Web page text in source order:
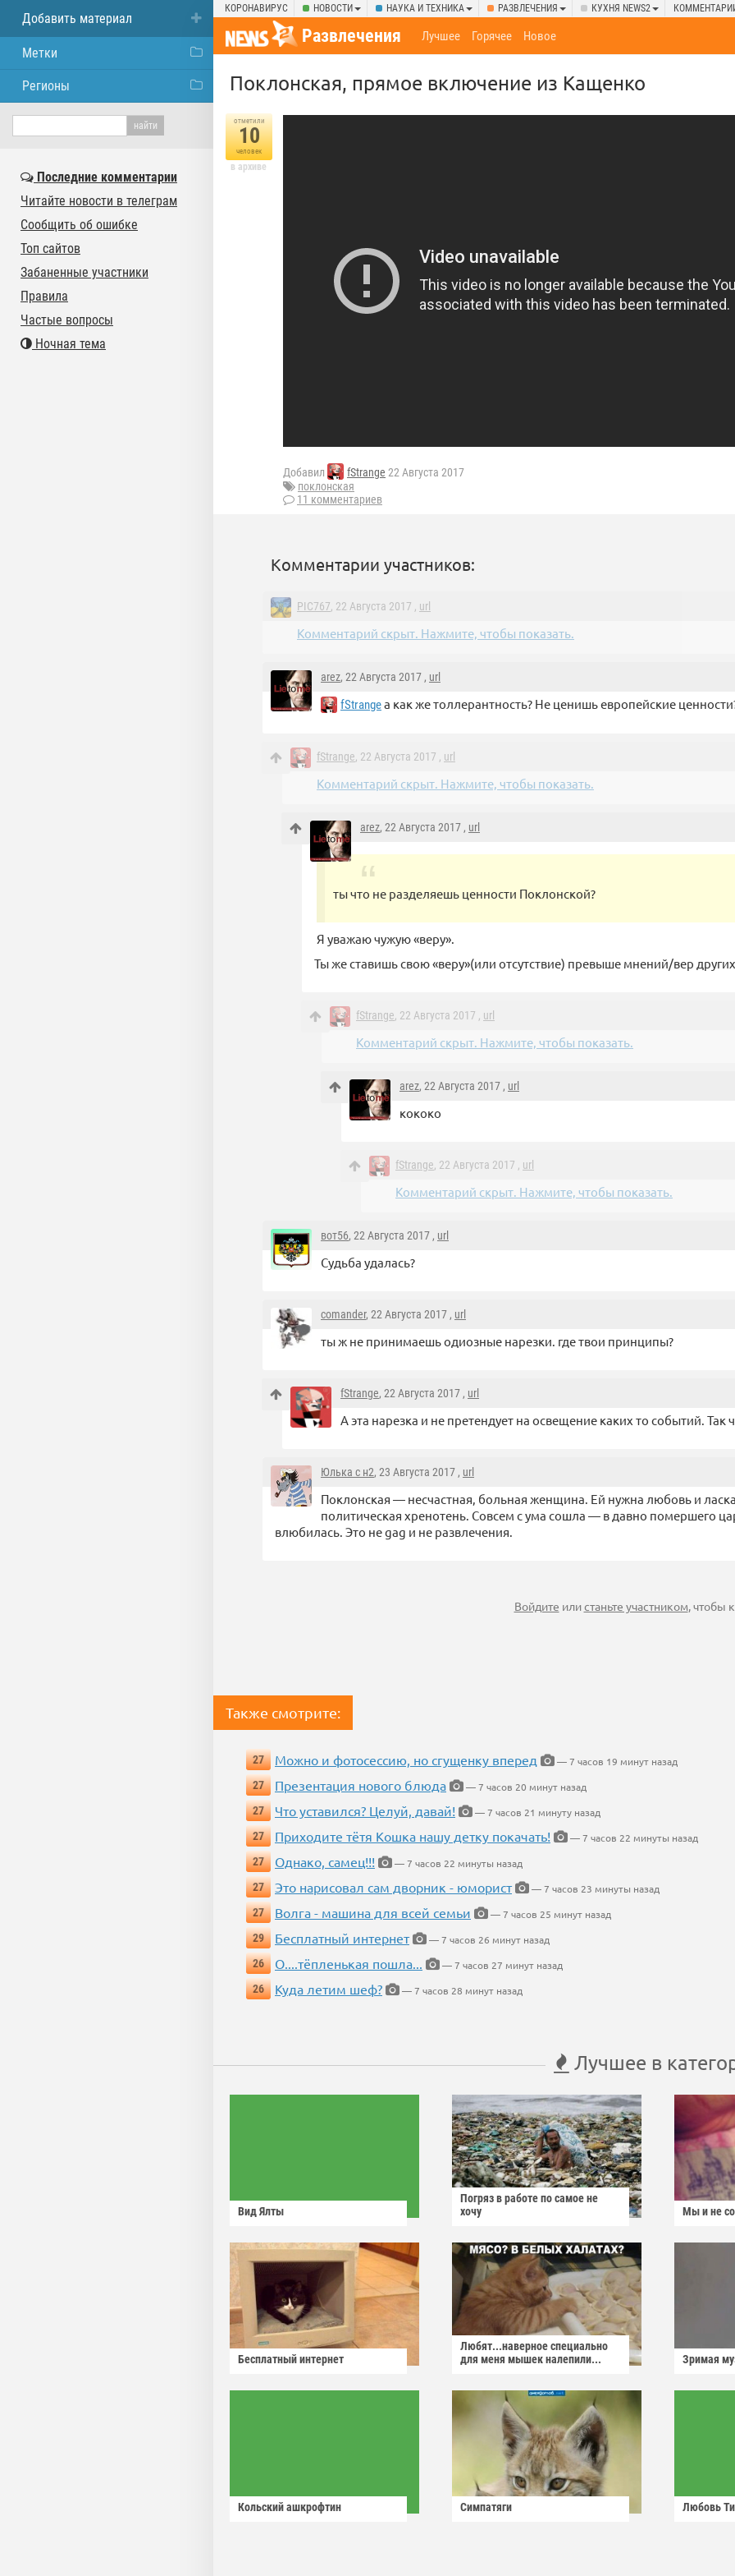
КОРОНАВИРУС НОВОСТИ НАУКА И ТЕХНИКА РАЗВЛЕЧЕНИЯ КУХНЯ NEWS2
Развлечения Лучшее Горячее Новое
Поклонская, прямое включение из Кащенко
отметили
10
человек
в архиве
Добавил fStrange 22 Августа 2017
поклонская
11 комментариев
Комментарии участников:
PIC767, 22 Августа 2017 , url
Комментарий скрыт. Нажмите, чтобы показать.
arez, 22 Августа 2017 , url
fStrangeа как же толлерантность? Не ценишь европейские
fStrange, 22 Августа 2017 , url
Комментарий скрыт. Нажмите, чтобы показать.
arez, 22 Августа 2017 , url
ты что не разделяешь ценности Поклонской?
Я уважаю чужую «веру».
Ты же ставишь свою «веру»(или отсутствие) превыше мнений/вер
fStrange, 22 Августа 2017 , url
Комментарий скрыт. Нажмите, чтобы показать.
arez, 22 Августа 2017 , url
кококо
fStrange, 22 Августа 2017 , url
Комментарий скрыт. Нажмите, чтобы показать.
вот56, 22 Августа 2017 , url
Судьба удалась?
comander, 22 Августа 2017 , url
ты ж не принимаешь одиозные нарезки. где твои принципы?
fStrange, 22 Августа 2017 , url
А эта нарезка и не претендует на освещение каких то событий. Так
Юлька с н2, 23 Августа 2017 , url
Поклонская — несчастная, больная женщина. Ей нужна любовь и
политическая хренотень. Совсем с ума сошла — в давно помершего
влюбилась. Это не gag и не развлечения.
Войдите илистаньте участником, чтобы
Также смотрите:
27 Можно и фотосессию, но сгущенку вперед
— 7 часов 19 минут назад
27
Презентация нового блюда
— 7 часов 20 минут назад
27
Что уставился? Целуй, давай!
— 7 часов 21 минуту назад
27
Приходите тётя Кошка нашу детку покачать!
— 7 часов 22 минуты назад
27
Однако, самец!!!
— 7 часов 22 минуты назад
27
Это нарисовал сам дворник - юморист
— 7 часов 23 минуты назад
27
Волга - машина для всей семьи
— 7 часов 25 минут назад
29
Бесплатный интернет
— 7 часов 26 минут назад
26
О....тёпленькая пошла...
— 7 часов 27 минут назад
26
Куда летим шеф? — 7 часов 28 минут назад
Лучшее в
Вид Ялты
Погряз в работе по самое не
хочу
Мы и не
Бесплатный интернет
Любят...наверное специально
для меня мышек налепили...
Зримая
Кольский ашкрофтин Симпатяги Любовь
Добавить материал
Метки
Регионы
Последние комментарии
Читайте новости в телеграм
Сообщить об ошибке
Топ сайтов
Забаненные участники
Правила
Частые вопросы
Ночная тема